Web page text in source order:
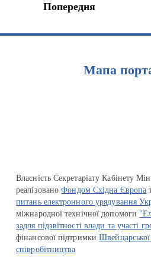
Попередня
Мапа
Власність Секретаріату Кабінету
реалізованоФондом Східна Європа
питань електронного урядування
міжнародної технічної допомоги
задля підзвітності влади та участі
фінансової підтримкиШвейцарської
співробітництва